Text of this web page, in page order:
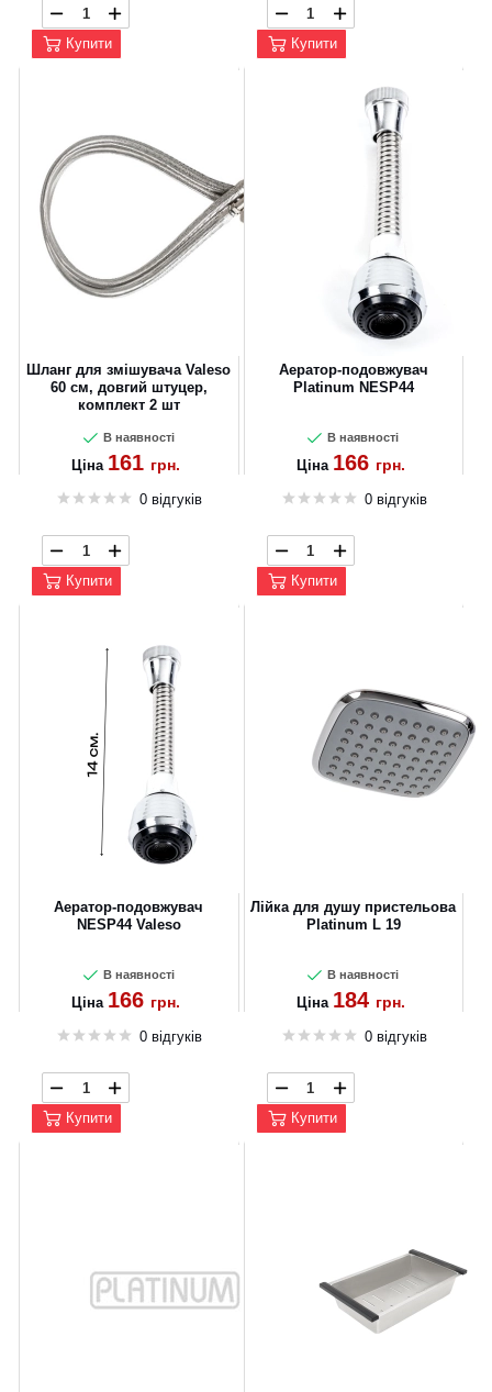
Купити Купити
Шланг для змішувача Valeso
60 см, довгий штуцер,
комплект 2 шт
В наявності
Ціна 161 грн.
0 відгуків
Купити
Аератор-подовжувач
Platinum NESP44
В наявності
Ціна 166 грн.
0 відгуків
Купити
Аератор-подовжувач
NESP44 Valeso
В наявності
Ціна 166 грн.
0 відгуків
Купити
Лійка для душу пристельова
Platinum L 19
В наявності
Ціна 184 грн.
0 відгуків
Купити